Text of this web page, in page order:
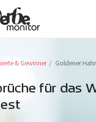
& Gewinner Goldener Hahn
für das